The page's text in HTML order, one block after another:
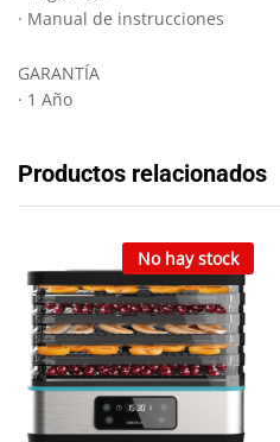
· Manual de instrucciones
GARANTÍA
· 1 Año
Productos relacionados
No hay stock